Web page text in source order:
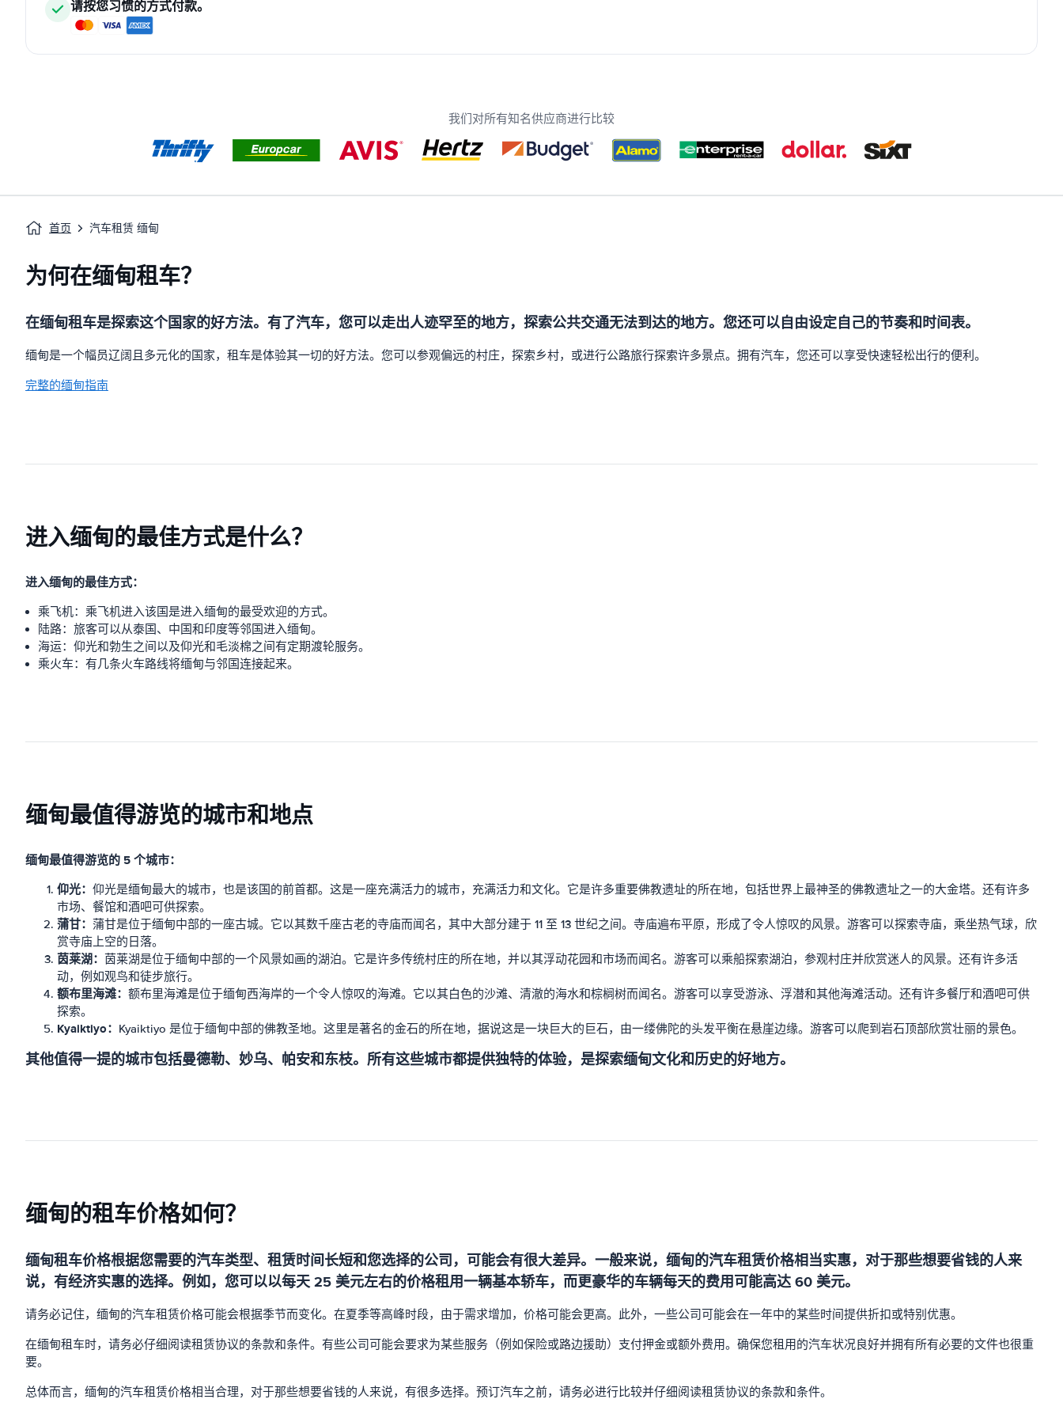
请按您习惯的方式付款。
我们对所有知名供应商进行比较
首页 汽车租赁 缅甸
为何在缅甸租车？
在缅甸租车是探索这个国家的好方法。有了汽车，您可以走出人迹罕至的地方，探索公共交通无法到达的地方。您还可以自由设定自己的节奏和时间表。
缅甸是一个幅员辽阔且多元化的国家，租车是体验其一切的好方法。您可以参观偏远的村庄，探索乡村，或进行公路旅行探索许多景点。拥有汽车，您还可以享受快速轻松出行的便利。
完整的缅甸指南
进入缅甸的最佳方式是什么？
进入缅甸的最佳方式：
乘飞机：乘飞机进入该国是进入缅甸的最受欢迎的方式。
陆路：旅客可以从泰国、中国和印度等邻国进入缅甸。
海运：仰光和勃生之间以及仰光和毛淡棉之间有定期渡轮服务。
乘火车：有几条火车路线将缅甸与邻国连接起来。
缅甸最值得游览的城市和地点
缅甸最值得游览的 5 个城市：
仰光： 仰光是缅甸最大的城市，也是该国的前首都。这是一座充满活力的城市，充满活力和文化。它是许多重要佛教遗址的所在地，包括世界上最神圣的佛教遗址之一的大金塔。还有许多
市场、餐馆和酒吧可供探索。
蒲甘： 蒲甘是位于缅甸中部的一座古城。它以其数千座古老的寺庙而闻名，其中大部分建于 11 至 13 世纪之间。寺庙遍布平原，形成了令人惊叹的风景。游客可以探索寺庙，乘坐热气球，欣
赏寺庙上空的日落。
茵莱湖： 茵莱湖是位于缅甸中部的一个风景如画的湖泊。它是许多传统村庄的所在地，并以其浮动花园和市场而闻名。游客可以乘船探索湖泊，参观村庄并欣赏迷人的风景。还有许多活
动，例如观鸟和徒步旅行。
额布里海滩： 额布里海滩是位于缅甸西海岸的一个令人惊叹的海滩。它以其白色的沙滩、清澈的海水和棕榈树而闻名。游客可以享受游泳、浮潜和其他海滩活动。还有许多餐厅和酒吧可供
探索。
Kyaiktiyo： Kyaiktiyo 是位于缅甸中部的佛教圣地。这里是著名的金石的所在地，据说这是一块巨大的巨石，由一缕佛陀的头发平衡在悬崖边缘。游客可以爬到岩石顶部欣赏壮丽的景色。
其他值得一提的城市包括曼德勒、妙乌、帕安和东枝。所有这些城市都提供独特的体验，是探索缅甸文化和历史的好地方。
缅甸的租车价格如何？
缅甸租车价格根据您需要的汽车类型、租赁时间长短和您选择的公司，可能会有很大差异。一般来说，缅甸的汽车租赁价格相当实惠，对于那些想要省钱的人来
说，有经济实惠的选择。例如，您可以以每天 25 美元左右的价格租用一辆基本轿车，而更豪华的车辆每天的费用可能高达 60 美元。
请务必记住，缅甸的汽车租赁价格可能会根据季节而变化。在夏季等高峰时段，由于需求增加，价格可能会更高。此外，一些公司可能会在一年中的某些时间提供折扣或特别优惠。
在缅甸租车时，请务必仔细阅读租赁协议的条款和条件。有些公司可能会要求为某些服务（例如保险或路边援助）支付押金或额外费用。确保您租用的汽车状况良好并拥有所有必要的文件也很重
要。
总体而言，缅甸的汽车租赁价格相当合理，对于那些想要省钱的人来说，有很多选择。预订汽车之前，请务必进行比较并仔细阅读租赁协议的条款和条件。